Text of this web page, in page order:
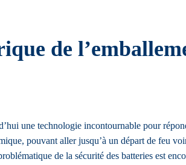
de
une technologie incontournable pour
pouvant aller jusqu’à un départ de feu
de la sécurité des batteries est